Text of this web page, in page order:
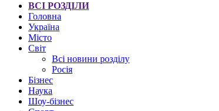
ВСІ РОЗДІЛИ
Головна
Україна
Місто
Світ
Всі новини розділу
Росія
Бізнес
Наука
Шоу-бізнес